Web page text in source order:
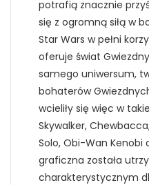
potrafią znacznie
się z ogromną siłą w
Star Wars w pełni
oferuje świat
samego uniwersum,
bohaterów
wcieliły się więc w
Skywalker,
Solo, Obi-Wan Kenobi
graficzna została
charakterystycznym